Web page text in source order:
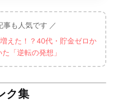
事も人気です ／
えた！？40代・貯金ゼロか
「逆転の発想」
ク集